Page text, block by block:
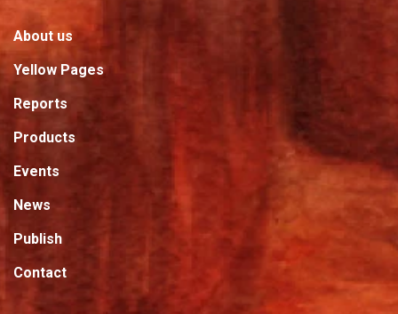
About us
Yellow Pages
Reports
Products
Events
News
Publish
Contact